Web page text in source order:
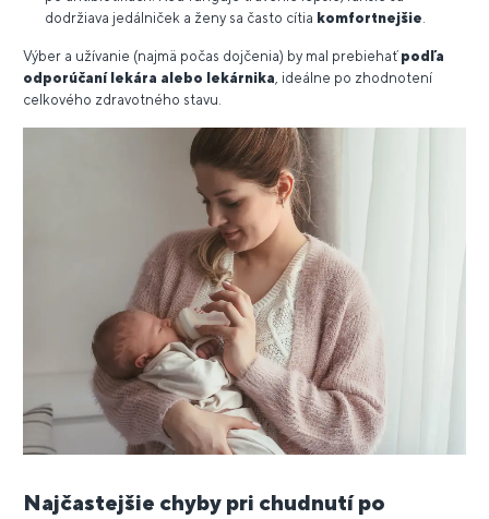
dodržiava jedálniček a ženy sa často cítia komfortnejšie
Výber a užívanie (najmä počas dojčenia) by mal prebiehať podľa
odporúčaní lekára alebo lekárnika , ideálne po zhodnotení
celkového zdravotného stavu.
Najčastejšie chyby pri chudnutí po